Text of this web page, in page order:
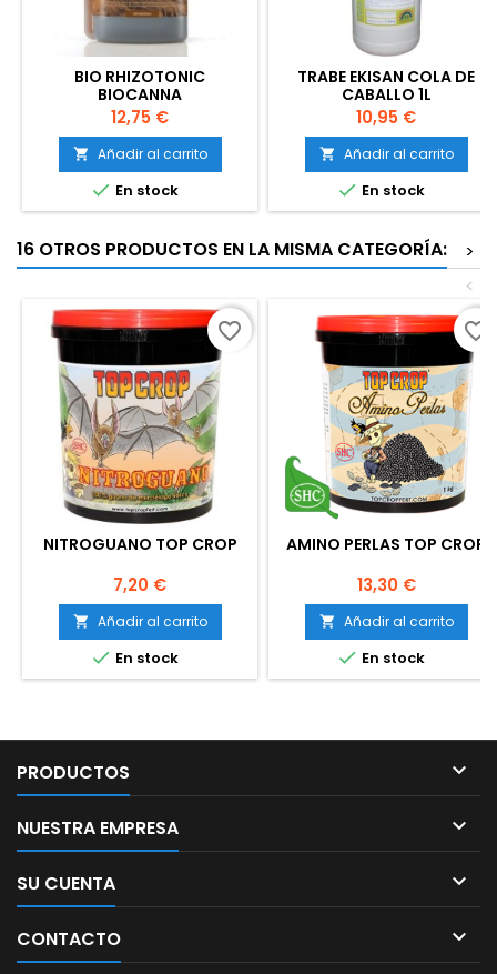
BIO RHIZOTONIC
BIOCANNA
Precio
12,75 €
 Añadir al carrito
 En stock
TRABE EKISAN COLA DE
CABALLO 1L
Precio
10,95 €
 Añadir al carrito
 En stock
16 OTROS PRODUCTOS EN LA MISMA CATEGORÍA:
>
<
NITROGUANO TOP CROP
Precio
7,20 €
 Añadir al carrito
 En stock
favorite_border
AMINO PERLAS TOP CROP
Precio
13,30 €
 Añadir al carrito
 En stock
favorite_border
PRODUCTOS 
NUESTRA EMPRESA 
SU CUENTA 
CONTACTO 